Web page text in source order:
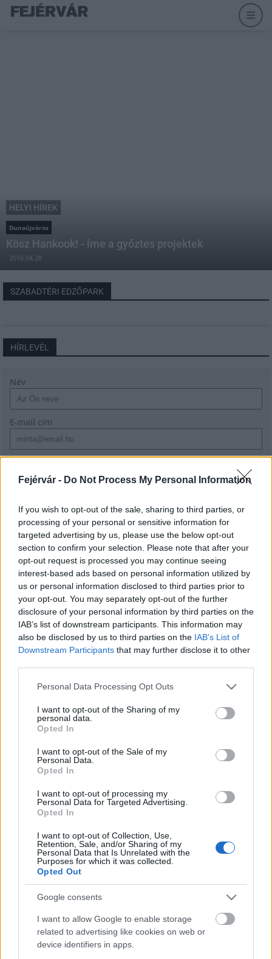
Fejérvár - Do Not Process My Personal Information
If you wish to opt-out of the sale, sharing to third parties, or
processing of your personal or sensitive information for
targeted advertising by us, please use the below opt-out
section to confirm your selection. Please note that after your
opt-out request is processed you may continue seeing
interest-based ads based on personal information utilized by
us or personal information disclosed to third parties prior to
your opt-out. You may separately opt-out of the further
disclosure of your personal information by third parties on the
IAB’s list of downstream participants. This information may
also be disclosed by us to third parties on the IAB’s List of
Downstream Participants that may further disclose it to other
Please note that this website/app uses one or more Google
not limited to your visit or usage behaviour. You may click to
grant or deny consent to Google and its third-party tags to
use your data for below specified purposes in below Google
consent section.
Personal Data Processing Opt Outs
I want to opt-out of the Sharing of my
personal data.
Opted In
I want to opt-out of the Sale of my
Personal Data.
Opted In
I want to opt-out of processing my
Personal Data for Targeted Advertising.
Opted In
I want to opt-out of Collection, Use,
Retention, Sale, and/or Sharing of my
Personal Data that Is Unrelated with the
Purposes for which it was collected.
Opted Out
Google consents
I want to allow Google to enable storage
related to advertising like cookies on web or
device identifiers in apps.
HELYI HÍREK
Dunaújváros
Kösz Hankook! - íme a győztes projektek
2016.04.28
SZABADTÉRI EDZŐPARK
HÍRLEVÉL
Név
E-mail cím
szabályzatot!
LEGFRISSEBB
Amire többmillióan vártunk: szombattól
másodfokúra csökken a riasztás
Helyi hírek
Látlelet a hazai víziközművekről?
Bicske vízellátása
termeléssel tehermentesíti a
villamosenergia-rendszert a STRABAG
HIRDETÉS